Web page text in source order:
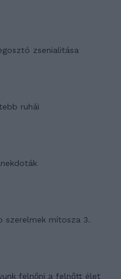
zsenialitása
ruhái
szerelmek mítosza 3.
felnőni a felnőtt élet